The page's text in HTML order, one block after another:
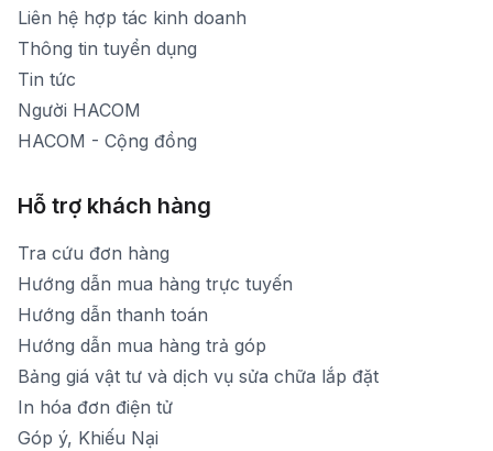
[email protected]
Thời gian mở cửa: Từ 8h30-20h hàng ngày
Liên hệ hợp tác kinh doanh
Thông tin tuyển dụng
Tin tức
Người HACOM
HACOM - Cộng đồng
Hỗ trợ khách hàng
Tra cứu đơn hàng
Hướng dẫn mua hàng trực tuyến
Hướng dẫn thanh toán
Hướng dẫn mua hàng trả góp
Bảng giá vật tư và dịch vụ sửa chữa lắp đặt
In hóa đơn điện tử
Góp ý, Khiếu Nại